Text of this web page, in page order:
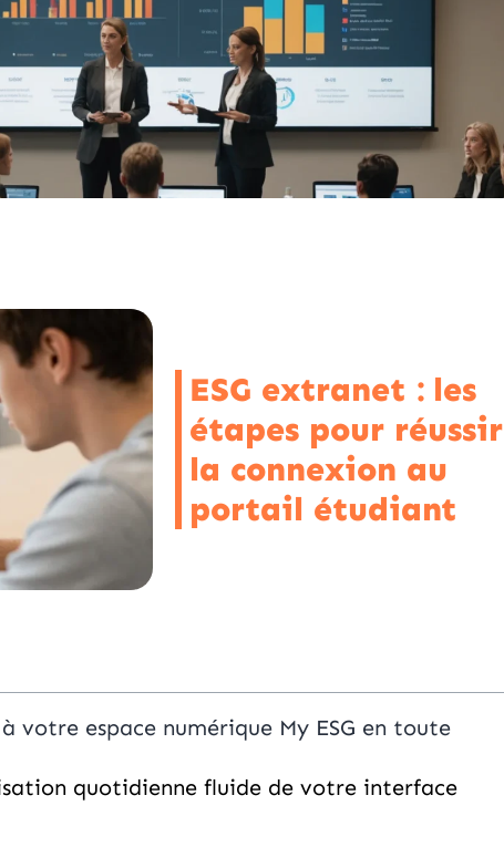
ESG extranet : les
étapes pour réussir
la connexion au
portail étudiant
votre espace numérique My ESG en toute
quotidienne fluide de votre interface